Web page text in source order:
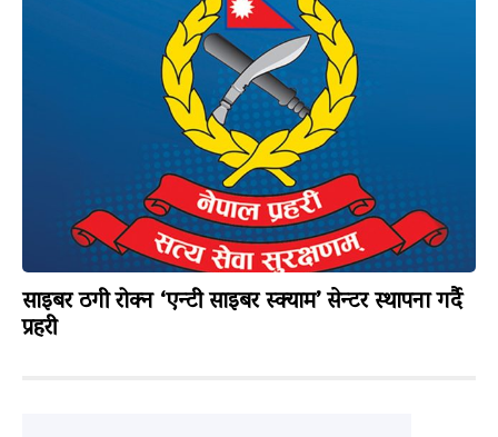
साइबर ठगी रोक्न ‘एन्टी साइबर स्क्याम’ सेन्टर स्थापना गर्दै
प्रहरी